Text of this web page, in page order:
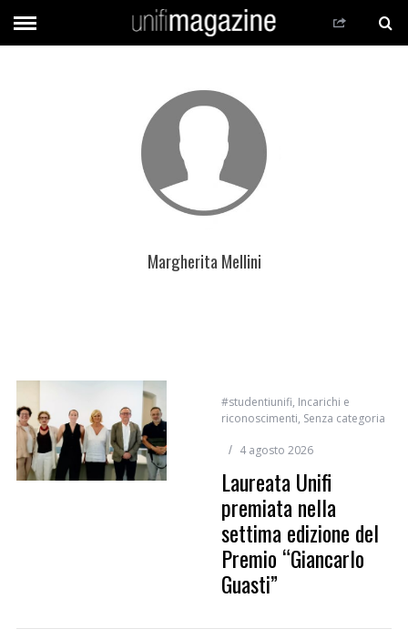
Margherita Mellini
#studentiunifi, Incarichi e
riconoscimenti, Senza categoria
4 agosto 2026
Laureata Unifi
premiata nella
settima edizione del
Premio “Giancarlo
Guasti”